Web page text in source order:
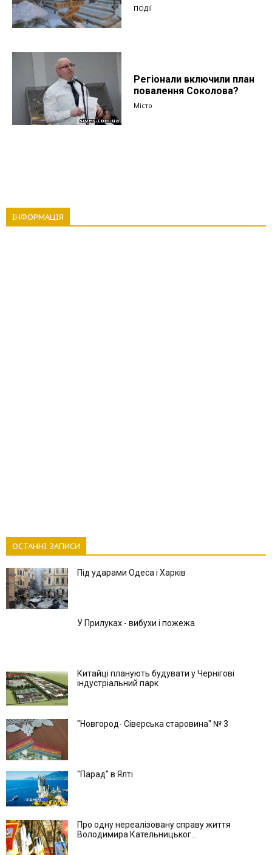
ПОДІЇ
Регіонали включили план
повалення Соколова?
Місто
ІНФОРМАЦІЯ
ОСТАННІ ЗАПИСИ
Під ударами Одеса і Харків
У Прилуках - вибухи і пожежа
Китайці планують будувати у Чернігові
індустріальний парк
"Новгород- Сіверська старовина" № 3
"Парад" в Ялті
Про одну нереалізовану справу життя
Володимира Кательницьког...